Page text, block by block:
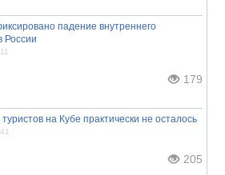
падение внутреннего
России
179
туристов на Кубе практически не осталось
205